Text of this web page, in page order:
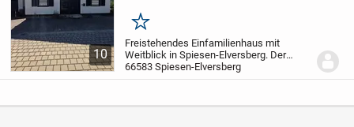
10
Merken
Freistehendes Einfamilienhaus mit
Weitblick in Spiesen-Elversberg. Der
Keller ist in massiver Bauweise errichtet
worden, ab EG 1 als Fertigbauhaus in
66583 Spiesen-Elversberg